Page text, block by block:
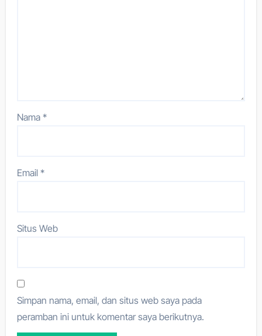
Nama*
Email*
Situs Web
Simpan nama, email, dan situs web saya pada
peramban ini untuk komentar saya berikutnya.